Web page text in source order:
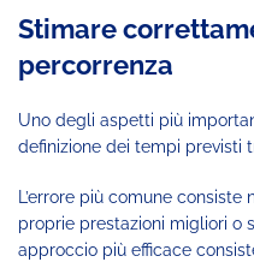
Stimare
percorrenza
Uno degli aspetti più
definizione dei tempi previsti
L’errore più comune
proprie prestazioni migliori o
approccio più efficace